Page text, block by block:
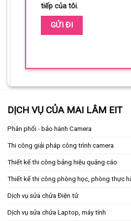
tiếp của tôi.
DỊCH VỤ CỦA MAI LÂM EIT
Phân phối - bảo hành Camera
Thi công giải pháp công trình camera
Thiết kế thi công bảng hiệu quảng cáo
Thiết kế thi công phòng học, phòng thực
Dịch vụ sửa chửa Điện tử
Dịch vụ sửa chửa Laptop, máy tính